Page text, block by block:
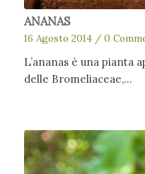
ANANAS
16 Agosto 2014 / 0
L’ananas è una pianta
delle Bromeliaceae,…